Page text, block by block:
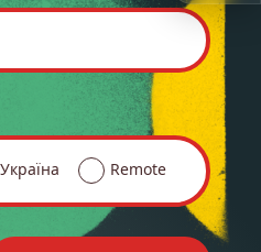
Україна Remote